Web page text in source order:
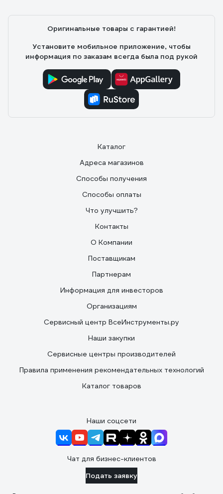
Оригинальные товары с гарантией!
Установите мобильное приложение, чтобы
информация по заказам всегда была под рукой
Каталог
Адреса магазинов
Способы получения
Способы оплаты
Что улучшить?
Контакты
О Компании
Поставщикам
Партнерам
Информация для инвесторов
Организациям
Сервисный центр ВсеИнструменты.ру
Наши закупки
Сервисные центры производителей
Правила применения рекомендательных технологий
Каталог товаров
Наши соцсети
Чат для бизнес-клиентов
Подать заявку